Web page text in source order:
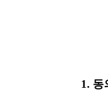
1. 동